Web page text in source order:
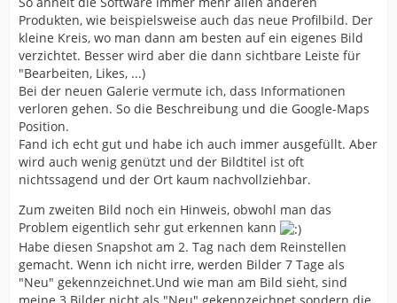
Produkten, wie beispielsweise auch das neue Profilbild. Der
kleine Kreis, wo man dann am besten auf ein eigenes Bild
verzichtet. Besser wird aber die dann sichtbare Leiste für
"Bearbeiten, Likes, ...)
Bei der neuen Galerie vermute ich, dass Informationen
verloren gehen. So die Beschreibung und die Google-Maps
Position.
Fand ich echt gut und habe ich auch immer ausgefüllt. Aber
wird auch wenig genützt und der Bildtitel ist oft
nichtssagend und der Ort kaum nachvollziehbar.
Zum zweiten Bild noch ein Hinweis, obwohl man das
Problem eigentlich sehr gut erkennen kann
Habe diesen Snapshot am 2. Tag nach dem Reinstellen
gemacht. Wenn ich nicht irre, werden Bilder 7 Tage als
"Neu" gekennzeichnet.Und wie man am Bild sieht, sind
meine 3 Bilder nicht als "Neu" gekennzeichnet sondern die